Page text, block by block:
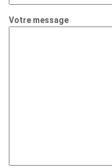
Votre message